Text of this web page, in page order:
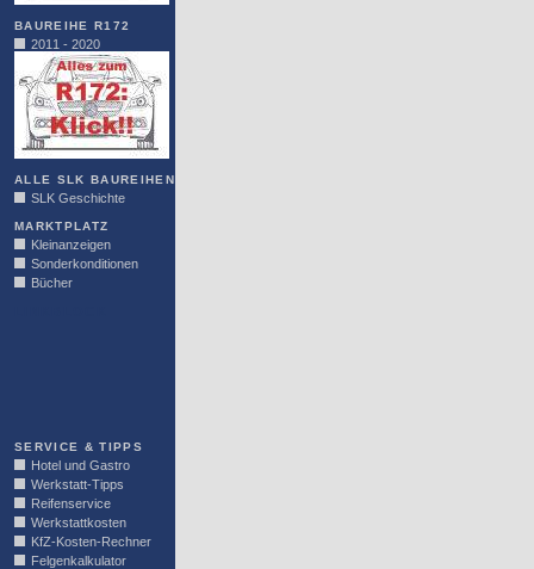
BAUREIHE R172
2011 - 2020
ALLE SLK BAUREIHEN
SLK Geschichte
MARKTPLATZ
Kleinanzeigen
Sonderkonditionen
Bücher
SERVICE & TIPPS
Hotel und Gastro
Werkstatt-Tipps
Reifenservice
Werkstattkosten
KfZ-Kosten-Rechner
Felgenkalkulator